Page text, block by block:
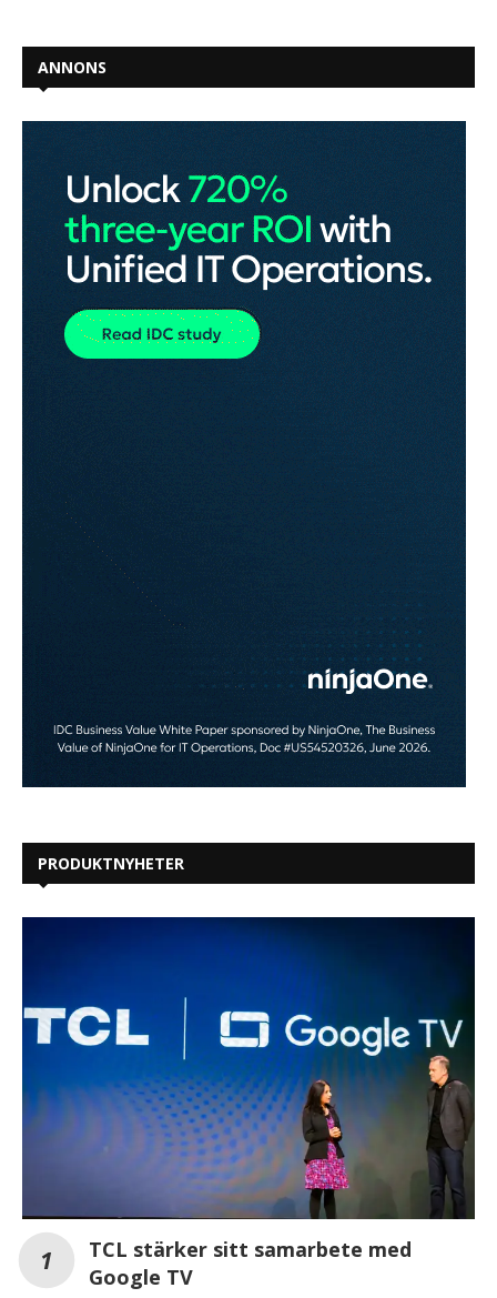
ANNONS
PRODUKTNYHETER
TCL stärker sitt samarbete med
Google TV